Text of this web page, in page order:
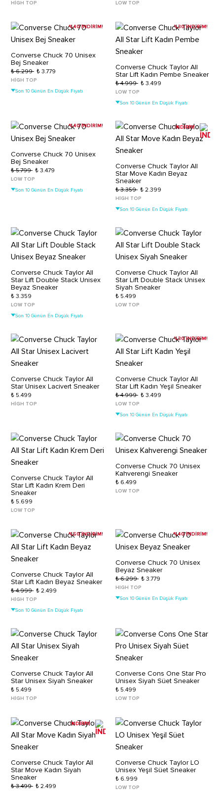
HIGH TOP LOW TOP
%40 İNDİRİM!
Converse Chuck 70 Unisex
Bej Sneaker
₺ 6.299 ₺ 3.779
HIGH TOP
Son 10 Günün En Düşük Fiyatı
%30 İNDİRİM!
Converse Chuck Taylor All
Star Lift Kadın Pembe Sneaker
₺ 4.999 ₺ 3.499
LOW TOP
Son 10 Günün En Düşük Fiyatı
%40 İNDİRİM!
Converse Chuck 70 Unisex
Bej Sneaker
₺ 5.799 ₺ 3.479
LOW TOP
Son 10 Günün En Düşük Fiyatı
İNDİRİM
Converse Chuck Taylor All
Star Move Kadın Beyaz
Sneaker
₺ 3.359 ₺ 2.399
HIGH TOP
Son 10 Günün En Düşük Fiyatı
Converse Chuck Taylor All
Star Lift Double Stack Unisex
Beyaz Sneaker
₺ 3.359
LOW TOP
Son 10 Günün En Düşük Fiyatı
Converse Chuck Taylor All
Star Lift Double Stack Unisex
Siyah Sneaker
₺ 5.499
LOW TOP
Converse Chuck Taylor All
Star Unisex Lacivert Sneaker
₺ 5.499
HIGH TOP
%30 İNDİRİM!
Converse Chuck Taylor All
Star Lift Kadın Yeşil Sneaker
₺ 4.999 ₺ 3.499
LOW TOP
Son 10 Günün En Düşük Fiyatı
Converse Chuck Taylor All
Star Lift Kadın Krem Deri
Sneaker
₺ 5.699
LOW TOP
Converse Chuck 70 Unisex
Kahverengi Sneaker
₺ 6.499
LOW TOP
%50 İNDİRİM!
Converse Chuck Taylor All
Star Lift Kadın Beyaz Sneaker
₺ 4.999 ₺ 2.499
HIGH TOP
Son 10 Günün En Düşük Fiyatı
%40 İNDİRİM!
Converse Chuck 70 Unisex
Beyaz Sneaker
₺ 6.299 ₺ 3.779
HIGH TOP
Son 10 Günün En Düşük Fiyatı
Converse Chuck Taylor All
Star Unisex Siyah Sneaker
₺ 5.499
HIGH TOP
Converse Cons One Star Pro
Unisex Siyah Süet Sneaker
₺ 5.499
LOW TOP
İNDİRİM
Converse Chuck Taylor All
Star Move Kadın Siyah
Sneaker
₺ 3.499 ₺ 2.499
Converse Chuck Taylor LO
Unisex Yeşil Süet Sneaker
₺ 6.999
LOW TOP